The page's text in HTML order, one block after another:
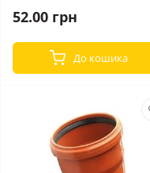
52.00 грн
До кошика